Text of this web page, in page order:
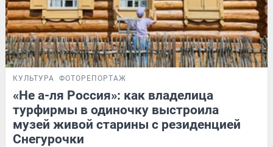
КУЛЬТУРА ФОТОРЕПОРТАЖ
«Не а-ля Россия»: как владелица
турфирмы в одиночку выстроила
музей живой старины с резиденцией
Снегурочки